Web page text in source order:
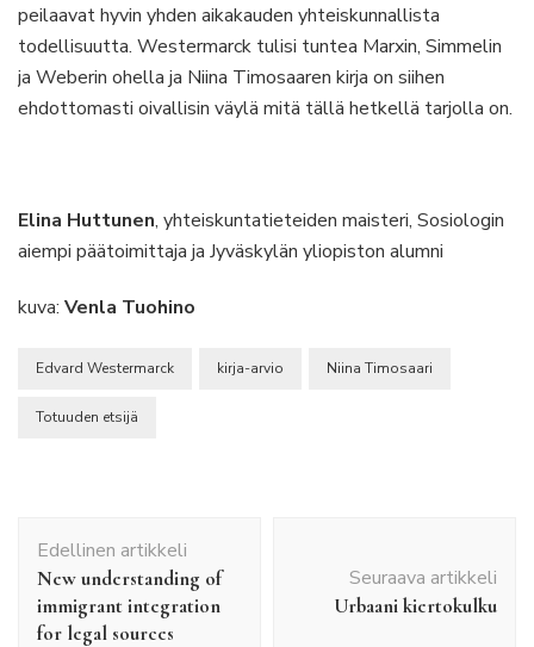
peilaavat hyvin yhden aikakauden yhteiskunnallista
todellisuutta. Westermarck tulisi tuntea Marxin, Simmelin
ja Weberin ohella ja Niina Timosaaren kirja on siihen
ehdottomasti oivallisin väylä mitä tällä hetkellä tarjolla on.
Elina Huttunen, yhteiskuntatieteiden maisteri, Sosiologin
aiempi päätoimittaja ja Jyväskylän yliopiston alumni
kuva: Venla Tuohino
Edvard Westermarck kirja-arvio Niina Timosaari
Totuuden etsijä
selaus
Edellinen artikkeli
New understanding of
immigrant integration
for legal sources
Seuraava artikkeli
Urbaani kiertokulku